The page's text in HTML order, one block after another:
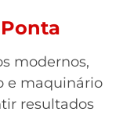
modernos,
e maquinário
resultados